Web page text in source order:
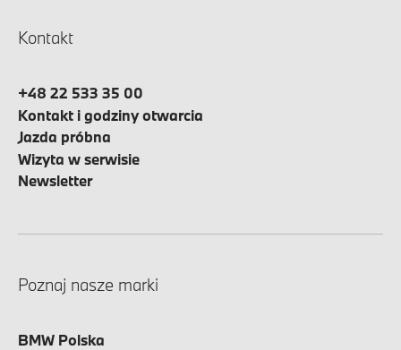
Kontakt
+48 22 533 35 00
Kontakt i godziny otwarcia
Jazda próbna
Wizyta w serwisie
Newsletter
Poznaj nasze marki
BMW Polska